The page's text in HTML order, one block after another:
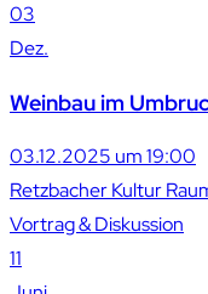
03
Dez.
Weinbau im
03.12.2025 um 19:00
Retzbacher Kultur
Vortrag & Diskussion
11